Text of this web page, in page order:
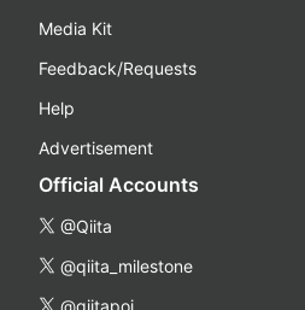
Media Kit
Feedback/Requests
Help
Advertisement
Official Accounts
@Qiita
@qiita_milestone
@qiitapoi